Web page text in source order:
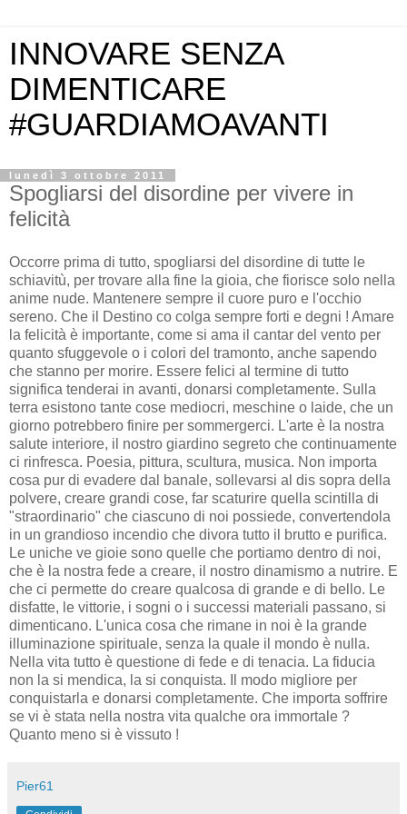
INNOVARE SENZA
DIMENTICARE
#GUARDIAMOAVANTI
lunedì 3 ottobre 2011
Spogliarsi del disordine per vivere in
felicità
Occorre prima di tutto, spogliarsi del disordine di tutte le
schiavitù, per trovare alla fine la gioia, che fiorisce solo nella
anime nude. Mantenere sempre il cuore puro e l'occhio
sereno. Che il Destino co colga sempre forti e degni ! Amare
la felicità è importante, come si ama il cantar del vento per
quanto sfuggevole o i colori del tramonto, anche sapendo
che stanno per morire. Essere felici al termine di tutto
significa tenderai in avanti, donarsi completamente. Sulla
terra esistono tante cose mediocri, meschine o laide, che un
giorno potrebbero finire per sommergerci. L'arte è la nostra
salute interiore, il nostro giardino segreto che continuamente
ci rinfresca. Poesia, pittura, scultura, musica. Non importa
cosa pur di evadere dal banale, sollevarsi al dis sopra della
polvere, creare grandi cose, far scaturire quella scintilla di
"straordinario" che ciascuno di noi possiede, convertendola
in un grandioso incendio che divora tutto il brutto e purifica.
Le uniche ve gioie sono quelle che portiamo dentro di noi,
che è la nostra fede a creare, il nostro dinamismo a nutrire. E
che ci permette do creare qualcosa di grande e di bello. Le
disfatte, le vittorie, i sogni o i successi materiali passano, si
dimenticano. L'unica cosa che rimane in noi è la grande
illuminazione spirituale, senza la quale il mondo è nulla.
Nella vita tutto è questione di fede e di tenacia. La fiducia
non la si mendica, la si conquista. Il modo migliore per
conquistarla e donarsi completamente. Che importa soffrire
se vi è stata nella nostra vita qualche ora immortale ?
Quanto meno si è vissuto !
Pier61